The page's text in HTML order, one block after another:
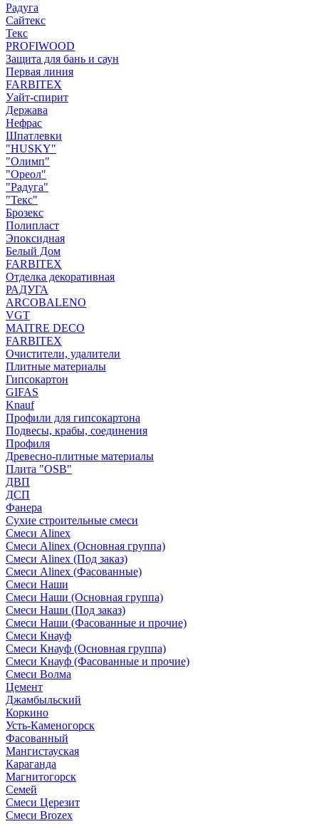
Радуга
Сайтекс
Текс
PROFIWOOD
Защита для бань и саун
Первая линия
FARBITEX
Уайт-спирит
Держава
Нефрас
Шпатлевки
"HUSKY"
"Олимп"
"Ореол"
"Радуга"
"Текс"
Брозекс
Полипласт
Эпоксидная
Белый Дом
FARBITEX
Отделка декоративная
РАДУГА
ARCOBALENO
VGT
MAITRE DECO
FARBITEX
Очистители, удалители
Плитные материалы
Гипсокартон
GIFAS
Knauf
Профили для гипсокартона
Подвесы, крабы, соединения
Профиля
Древесно-плитные материалы
Плита "OSB"
ДВП
ДСП
Фанера
Сухие строительные смеси
Смеси Alinex
Смеси Alinex (Основная группа)
Смеси Alinex (Под заказ)
Смеси Alinex (Фасованные)
Смеси Наши
Смеси Наши (Основная группа)
Смеси Наши (Под заказ)
Смеси Наши (Фасованные и прочие)
Смеси Кнауф
Смеси Кнауф (Основная группа)
Смеси Кнауф (Фасованные и прочие)
Смеси Волма
Цемент
Джамбыльский
Коркино
Усть-Каменогорск
Фасованный
Мангистауская
Караганда
Магнитогорск
Семей
Смеси Церезит
Смеси Brozex